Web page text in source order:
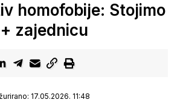
homofobije: Stojimo
zajednicu
17.05.2026. 11:48